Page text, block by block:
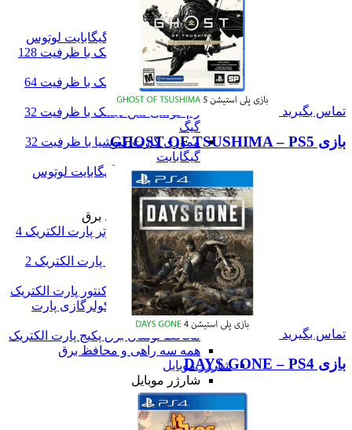
رم گوشی
رم گوشی
کارت حافظه 256 گیگابایت لوتوس
رم گوشی سن دیسک با ظرفیت 128
گیگ
رم گوشی سن دیسک با ظرفیت 64
گیگ
رم گوشی سن دیسک با ظرفیت 32
گیگ
مموری کارت کیوشیا با ظرفیت 32
گیگابایت
کارت حافظه 16 گیگابایت لوتوس
همه رم گوشی
سه راهی و محافظ برق
سه راهی و محافظ برق
محافظ برق کامپیوتر پارت الکتریک 4
خانه 1/8 متری
محافظ برق یخچال پارت الکتریک 2
خانه 1/8 متری
محافظ برق پشت کنتور پارت الکتریک
محافظ ولتاژ برق کولرگازی پارت
الکتریک
محافظ نوسان برق پکیج پارت الکتریک
همه سه راهی و محافظ برق
شارژر موبایل
شارژر موبایل
شارژر دیواری
پاور بانک
همه شارژر موبایل
تماس بگیرید
بازی GHOST OF TSUSHIMA – PS5
تماس بگیرید
بازی DAYS GONE – PS4